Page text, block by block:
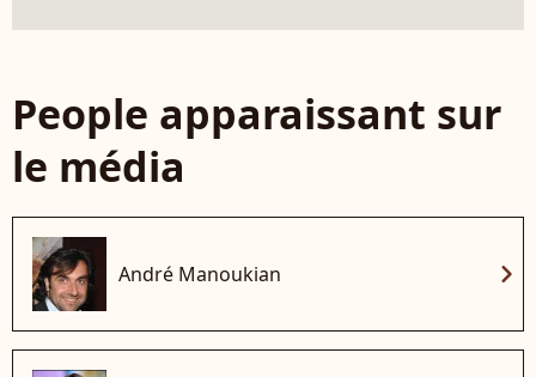
People apparaissant sur
le média
André Manoukian chevron_right